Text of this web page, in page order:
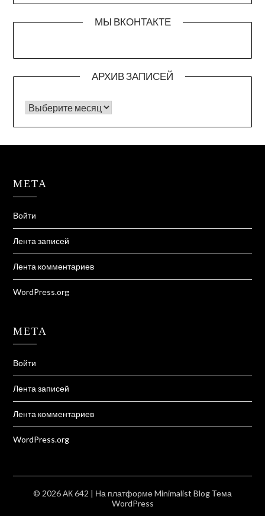
МЫ ВКОНТАКТЕ
АРХИВ ЗАПИСЕЙ
Архив записей
МЕТА
Войти
Лента записей
Лента комментариев
WordPress.org
МЕТА
Войти
Лента записей
Лента комментариев
WordPress.org
© 2026 АК 642 | На платформеMinimalist BlogТема
WordPress